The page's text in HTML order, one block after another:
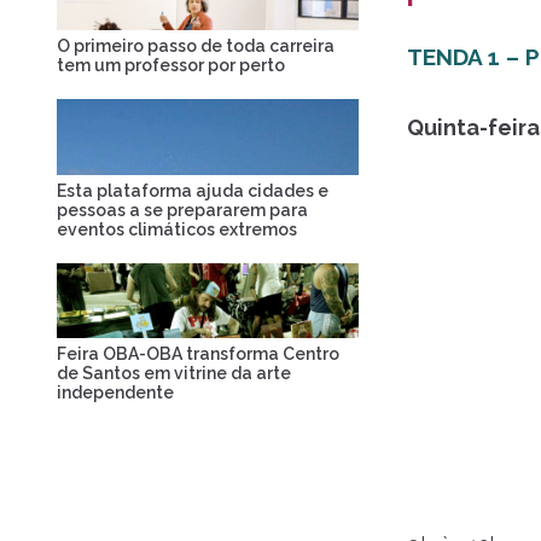
TENDA 1 –
Quinta-feira
O primeiro passo de toda carreira
tem um professor por perto
Esta plataforma ajuda cidades e
pessoas a se prepararem para
eventos climáticos extremos
Feira OBA-OBA transforma Centro
de Santos em vitrine da arte
independente